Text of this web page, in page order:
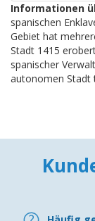
Informationen
spanischen
Gebiet hat
Stadt 1415
spanischer
autonomen Stadt